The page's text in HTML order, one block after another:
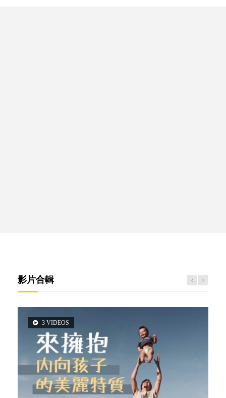
影片合輯
3 VIDEOS
5 VIDEOS
2 VIDEOS
6 VIDEOS
6 VIDEOS